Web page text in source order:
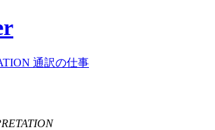
通訳の仕事